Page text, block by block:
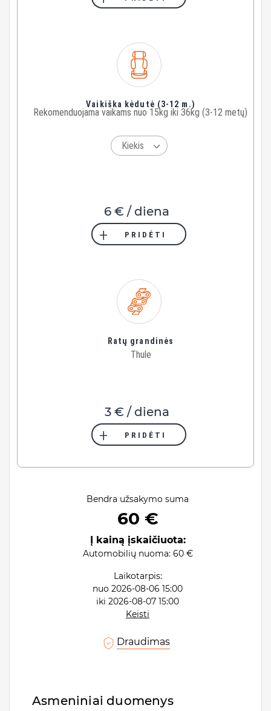
Vaikiška kėdutė (3-12 m.)
Rekomenduojama vaikams nuo 15kg iki 36kg (3-12 metų)
6 € / diena
PRIDĖTI
Ratų grandinės
Thule
3 € / diena
PRIDĖTI
Asmeniniai duomenys
Bendra užsakymo suma
60 €
Į kainą įskaičiuota:
Automobilių nuoma: 60 €
Laikotarpis:
nuo 2026-08-06 15:00
iki 2026-08-07 15:00
Keisti
Draudimas